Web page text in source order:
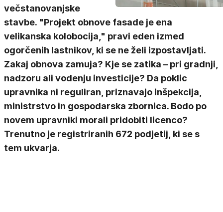
večstanovanjske
stavbe. "Projekt obnove fasade je ena
velikanska kolobocija," pravi eden izmed
ogorčenih lastnikov, ki se ne želi izpostavljati.
Zakaj obnova zamuja? Kje se zatika – pri gradnji,
nadzoru ali vodenju investicije? Da poklic
upravnika ni reguliran, priznavajo inšpekcija,
ministrstvo in gospodarska zbornica. Bodo po
novem upravniki morali pridobiti licenco?
Trenutno je registriranih 672 podjetij, ki se s
tem ukvarja.